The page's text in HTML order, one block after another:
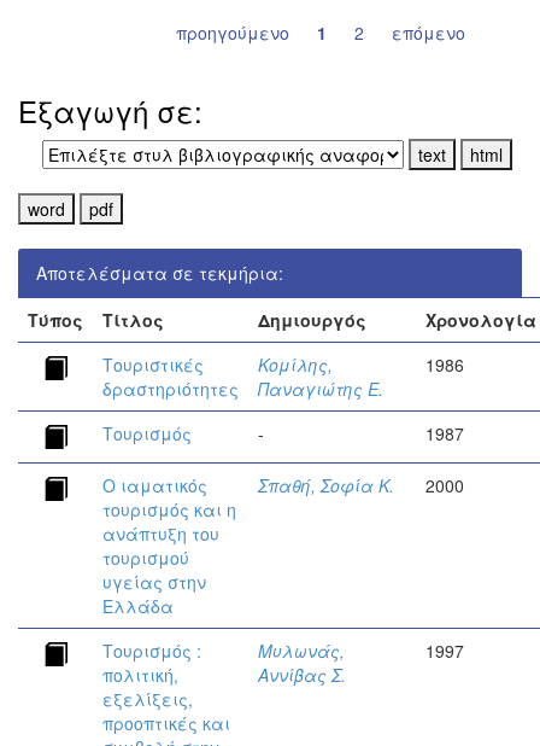
προηγούμενο 1 2 επόμενο
Εξαγωγή σε:
Αποτελέσματα σε τεκμήρια:
Τύπος
Τίτλος Δημιουργός
Χρονολογία
Τουριστικές
δραστηριότητες
Κομίλης,
Παναγιώτης Ε.
1986
Τουρισμός - 1987
Ο ιαματικός
τουρισμός και η
ανάπτυξη του
τουρισμού
υγείας στην
Ελλάδα
Σπαθή, Σοφία Κ. 2000
Τουρισμός :
πολιτική,
εξελίξεις,
προοπτικές και
Μυλωνάς,
Αννίβας Σ.
1997